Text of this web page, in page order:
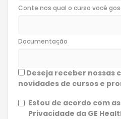
Conte nos qual o curso você
Documentação
Deseja receber nossas
novidades de cursos e
Estou de acordo com
Privacidade da GE